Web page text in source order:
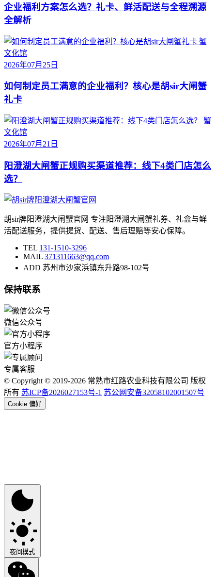
企业福利方案怎么选？礼卡、鲜活配送与全程溯源
全解析
蟹
文化馆
2026年07月25日
如何制定员工满意的企业福利？核心是胡sir大闸蟹
礼卡
蟹
文化馆
2026年07月21日
阳澄湖大闸蟹正规购买渠道推荐：线下4类门店怎么
选？
胡sir牌阳澄湖大闸蟹官网 专注阳澄湖大闸蟹礼券、礼盒与鲜
活配送服务，提供提货、配送、售后理赔等安心保障。
TEL 131-1510-3296
MAIL 371311663@qq.com
ADD 苏州市沙家浜镇东升路98-102号
保持联系
微信公众号
官方小程序
专属客服
© Copyright © 2019-2026 常熟市红路农业科技有限公司 版权
所有 苏ICP备2026027153号-1 苏公网安备32058102001507号
Cookie 偏好
夜间模式